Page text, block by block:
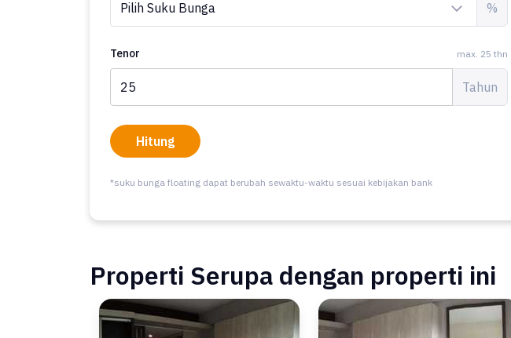
%
Tenor max. 25 thn
Tahun
Hitung
*suku bunga floating dapat berubah sewaktu-waktu sesuai kebijakan bank
Properti Serupa dengan properti ini